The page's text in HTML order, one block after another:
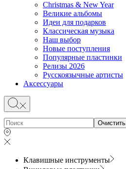
Christmas & New Year
Великие альбомы
Идеи для подарков
Классическая музыка
Наш выбор
Новые поступления
Популярные пластинки
Релизы 2026
Русскоязычные артисты
Аксессуары
Очистить
Клавишные инструменты